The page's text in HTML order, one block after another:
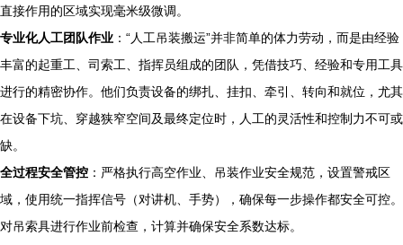
直接作用的区域实现毫米级微调。
专业化人工团队作业 ：“人工吊装搬运”并非简单的体力劳动，而是由经验
丰富的起重工、司索工、指挥员组成的团队，凭借技巧、经验和专用工具
进行的精密协作。他们负责设备的绑扎、挂扣、牵引、转向和就位，尤其
在设备下坑、穿越狭窄空间及最终定位时，人工的灵活性和控制力不可或
缺。
全过程安全管控 ：严格执行高空作业、吊装作业安全规范，设置警戒区
域，使用统一指挥信号（对讲机、手势），确保每一步操作都安全可控。
对吊索具进行作业前检查，计算并确保安全系数达标。